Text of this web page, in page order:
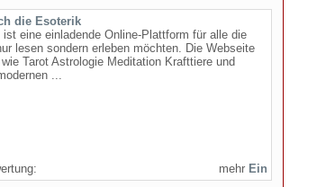
die Esoterik
ist eine einladende Online-Plattform für alle die
lesen sondern erleben möchten. Die Webseite
Tarot Astrologie Meditation Krafttiere und
...
mehr